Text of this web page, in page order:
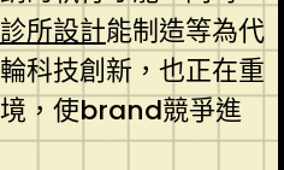
所設計能制造等為代
科技創新，也正在重
，使brand競爭進